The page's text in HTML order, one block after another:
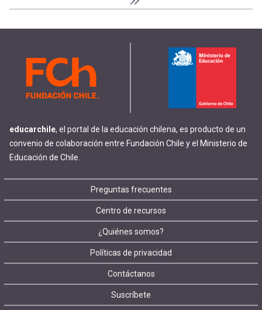
Última página
Última »
educarchile, el portal de la educación chilena, es producto de un
convenio de colaboración entre Fundación Chile y el Ministerio de
Educación de Chile.
Footer
menu
Preguntas frecuentes
Centro de recursos
¿Quiénes somos?
Políticas de privacidad
Contáctanos
Suscríbete